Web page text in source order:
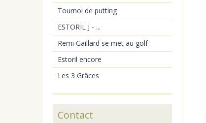
Tournoi de putting
ESTORIL J - ...
Remi Gaillard se met au golf
Estoril encore
Les 3 Grâces
Contact